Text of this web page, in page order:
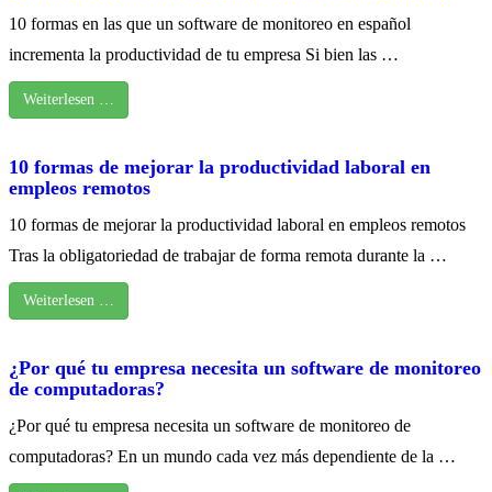
10 formas en las que un software de monitoreo en español
incrementa la productividad de tu empresa Si bien las …
Weiterlesen …
10 formas de mejorar la productividad laboral en
empleos remotos
10 formas de mejorar la productividad laboral en empleos remotos
Tras la obligatoriedad de trabajar de forma remota durante la …
Weiterlesen …
¿Por qué tu empresa necesita un software de monitoreo
de computadoras?
¿Por qué tu empresa necesita un software de monitoreo de
computadoras? En un mundo cada vez más dependiente de la …